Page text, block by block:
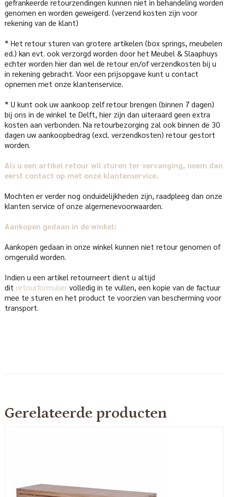
gefrankeerde retourzendingen kunnen niet in behandeling worden
genomen en worden geweigerd. (verzend kosten zijn voor
rekening van de klant)
* Het retour sturen van grotere artikelen (box springs, meubelen
ed.) kan evt. ook verzorgd worden door het Meubel & Slaaphuys
echter worden hier dan wel de retour en/of verzendkosten bij u
in rekening gebracht. Voor een prijsopgave kunt u contact
opnemen met onze klantenservice.
* U kunt ook uw aankoop zelf retour brengen (binnen 7 dagen)
bij ons in de winkel te Delft, hier zijn dan uiteraard geen extra
kosten aan verbonden. Na retourbezorging zal ook binnen de 30
dagen uw aankoopbedrag (excl. verzendkosten) retour gestort
worden.
Als u een artikel retour wil sturen ter vervanging, neem dan
eerst contact op met onze klantenservice.
Mochten er verder nog onduidelijkheden zijn, raadpleeg dan onze
klanten service of onze algemenevoorwaarden.
Aankopen gedaan in de winkel:
Aankopen gedaan in onze winkel kunnen niet retour genomen of
omgeruild worden.
Indien u een artikel retourneert dient u altijd
dit retourformuliervolledig in te vullen, een kopie van de factuur
mee te sturen en het product te voorzien van bescherming voor
transport.
Gerelateerde producten